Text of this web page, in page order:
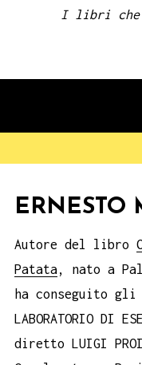
I libri che
ERNESTO
Autore del libro
Patata, nato a
ha conseguito
LABORATORIO DI
diretto LUIGI